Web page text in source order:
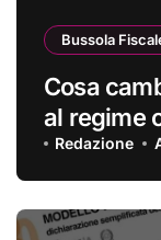
Bussola
Cosa
al regime
Redazione